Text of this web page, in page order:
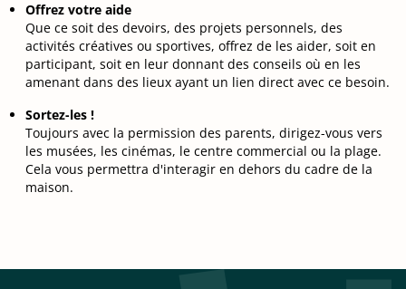
Offrez votre aide
Que ce soit des devoirs, des projets personnels, des
activités créatives ou sportives, offrez de les aider, soit en
participant, soit en leur donnant des conseils où en les
amenant dans des lieux ayant un lien direct avec ce besoin.
Sortez-les !
Toujours avec la permission des parents, dirigez-vous vers
les musées, les cinémas, le centre commercial ou la plage.
Cela vous permettra d'interagir en dehors du cadre de la
maison.